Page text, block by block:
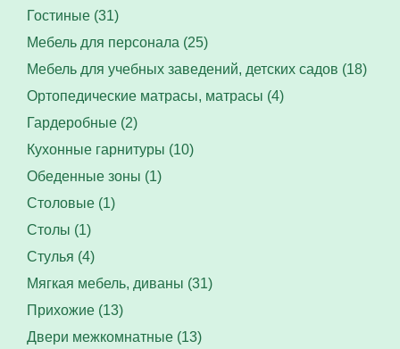
Гостиные (31)
Мебель для персонала (25)
Мебель для учебных заведений, детских садов (18)
Ортопедические матрасы, матрасы (4)
Гардеробные (2)
Кухонные гарнитуры (10)
Обеденные зоны (1)
Столовые (1)
Столы (1)
Стулья (4)
Мягкая мебель, диваны (31)
Прихожие (13)
Двери межкомнатные (13)